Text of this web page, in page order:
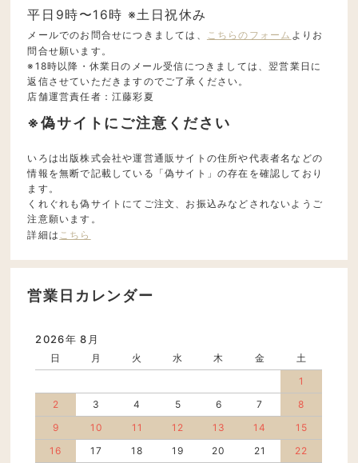
平日9時〜16時 ※土日祝休み
メールでのお問合せにつきましては、 こちらのフォーム よりお
問合せ願います。
※18時以降・休業日のメール受信につきましては、翌営業日に
返信させていただきますのでご了承ください。
店舗運営責任者：江藤彩夏
※偽サイトにご注意ください
いろは出版株式会社や運営通販サイトの住所や代表者名などの
情報を無断で記載している「偽サイト」の存在を確認しており
ます。
くれぐれも偽サイトにてご注文、お振込みなどされないようご
注意願います。
詳細は こちら
営業日カレンダー
2026年 8月
日 月 火 水 木 金
土
1
2
3 4 5 6 7
8
9
10 11 12 13 14
15
16
17 18 19 20 21
22